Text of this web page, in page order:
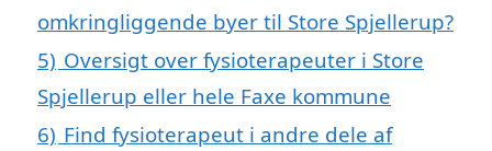
omkringliggende byer til Store Spjellerup?
5) Oversigt over fysioterapeuter i Store
Spjellerup eller hele Faxe kommune
6) Find fysioterapeut i andre dele af